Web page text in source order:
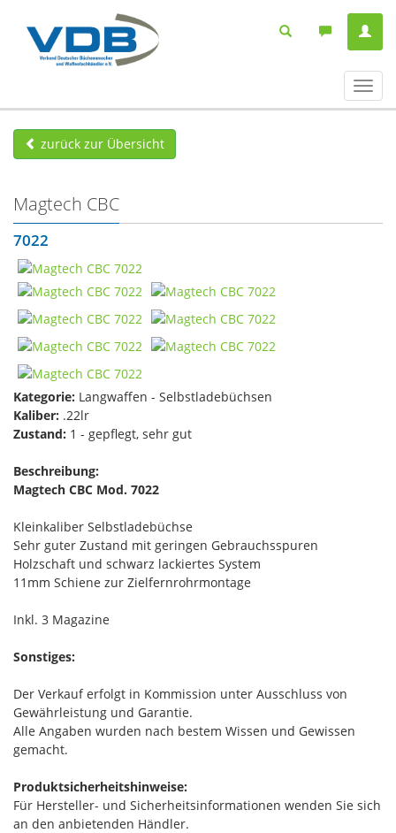
ein-/
zurück zur Übersicht
Magtech CBC
7022
Kategorie: Langwaffen - Selbstladebüchsen
Kaliber: .22lr
Zustand: 1 - gepflegt, sehr gut
Beschreibung:
Magtech CBC Mod. 7022
Kleinkaliber Selbstladebüchse
Sehr guter Zustand mit geringen Gebrauchsspuren
Holzschaft und schwarz lackiertes System
11mm Schiene zur Zielfernrohrmontage
Inkl. 3 Magazine
Sonstiges:
Der Verkauf erfolgt in Kommission unter Ausschluss von
Gewährleistung und Garantie.
Alle Angaben wurden nach bestem Wissen und Gewissen
gemacht.
Produktsicherheitshinweise:
Für Hersteller- und Sicherheitsinformationen wenden Sie sich
an den anbietenden Händler.